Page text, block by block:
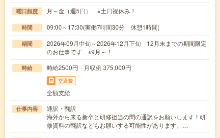
曜日頻度 月～金（週5日） ※土日祝休み！
時間 09:00～17:30(実働7時間30分 休憩1時間)
期間
2026年09月中旬～2026年12月下旬 12月末までの期間限定
のお仕事です ※9月～！
時給 時給2500円 月収例 375,000円
交通費
全額支給
仕事内容
通訳・翻訳
海外から来る新卒と研修担当の間の通訳をお願いします！研
修資料の翻訳などもお願いする可能性があります。…